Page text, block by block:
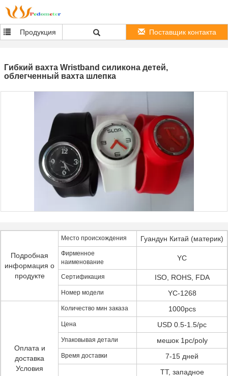
Продукция Поставщик контакта
Гибкий вахта Wristband силикона детей,
облегченный вахта шлепка
Подробная
информация о
продукте
Место происхождения Гуандун Китай (материк)
Фирменное
наименование
YC
Сертификация ISO, ROHS, FDA
Номер модели YC-1268
Оплата и
доставка
Условия
Количество мин заказа 1000pcs
Цена USD 0.5-1.5/pc
Упаковывая детали мешок 1pc/poly
Время доставки 7-15 дней
TT, западное